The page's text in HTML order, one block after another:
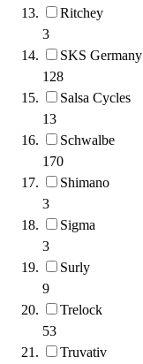
Ritchey
3
SKS Germany
128
Salsa Cycles
13
Schwalbe
170
Shimano
3
Sigma
3
Surly
9
Trelock
53
Truvativ